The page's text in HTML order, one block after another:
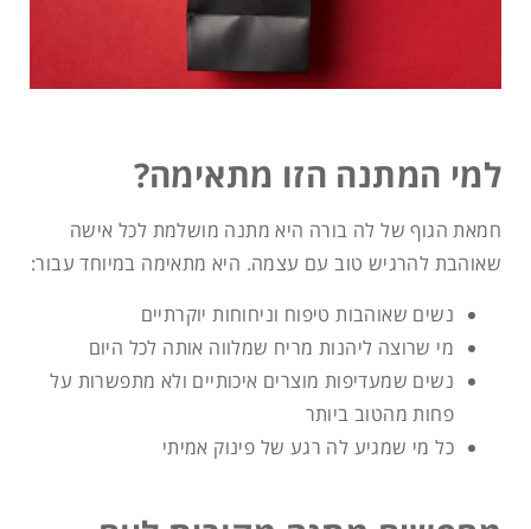
למי המתנה הזו מתאימה?
חמאת הגוף של לה בורה היא מתנה מושלמת לכל אישה
שאוהבת להרגיש טוב עם עצמה. היא מתאימה במיוחד עבור:
נשים שאוהבות טיפוח וניחוחות יוקרתיים
מי שרוצה ליהנות מריח שמלווה אותה לכל היום
נשים שמעדיפות מוצרים איכותיים ולא מתפשרות על
פחות מהטוב ביותר
כל מי שמגיע לה רגע של פינוק אמיתי